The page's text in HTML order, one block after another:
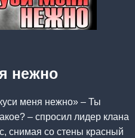
нежно
меня нежно» – Ты
– спросил лидер клана
снимая со стены красный